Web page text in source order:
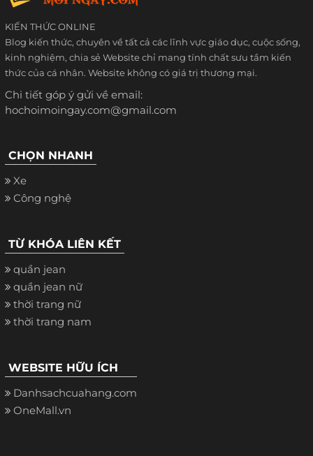
KIẾN THỨC ONLINE
Blog kiến thức, chuyên về tất cả các lĩnh vực giáo dục, cuộc sống,
kinh nghiệm, chia sẻ Website chỉ mang tính chất sưu tầm kiến
thức của cá nhân. Website không có giá trị thương mại.
Chi tiết góp ý gửi về email:
hochoimoingay.com@gmail.com
CHỌN NHANH
Xe
Công nghệ
TỪ KHÓA LIÊN KẾT
quần jean
quần jean nữ
thời trang nữ
thời trang nam
WEBSITE HỮU ÍCH
Danhsachcuahang.com
OneMall.vn